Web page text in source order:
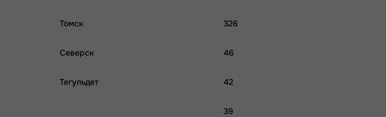
Томск 326
Северск 46
Тегульдет 42
39